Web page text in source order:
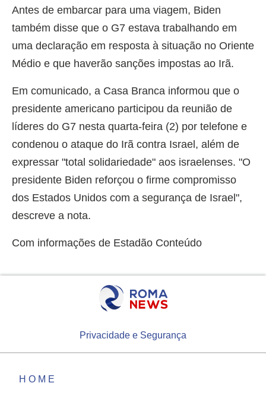
Antes de embarcar para uma viagem, Biden
também disse que o G7 estava trabalhando em
uma declaração em resposta à situação no Oriente
Médio e que haverão sanções impostas ao Irã.
Em comunicado, a Casa Branca informou que o
presidente americano participou da reunião de
líderes do G7 nesta quarta-feira (2) por telefone e
condenou o ataque do Irã contra Israel, além de
expressar "total solidariedade" aos israelenses. "O
presidente Biden reforçou o firme compromisso
dos Estados Unidos com a segurança de Israel",
descreve a nota.
Com informações de Estadão Conteúdo
Privacidade e Segurança
HOME